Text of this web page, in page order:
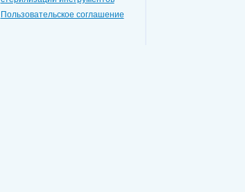
Пользовательское соглашение